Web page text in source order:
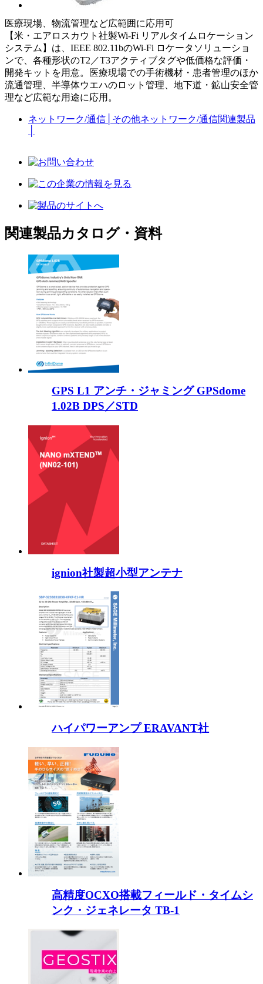
医療現場、物流管理など広範囲に応用可
【米・エアロスカウト社製Wi-Fi リアルタイムロケーション
システム】は、IEEE 802.11bのWi-Fi ロケータソリューショ
ンで、各種形状のT2／T3アクティブタグや低価格な評価・
開発キットを用意。医療現場での手術機材・患者管理のほか
流通管理、半導体ウエハのロット管理、地下道・鉱山安全管
理など広範な用途に応用。
ネットワーク/通信
その他ネットワーク/通信関連製品
関連製品カタログ・資料
GPS L1 アンチ・ジャミング GPSdome
1.02B DPS／STD
ignion社製超小型アンテナ
ハイパワーアンプ ERAVANT社
高精度OCXO搭載フィールド・タイムシ
ンク・ジェネレータ TB-1